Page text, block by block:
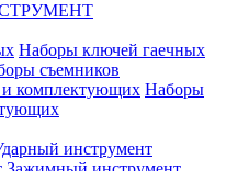
Наборы ключей гаечных
съемников
Наборы
инструмент